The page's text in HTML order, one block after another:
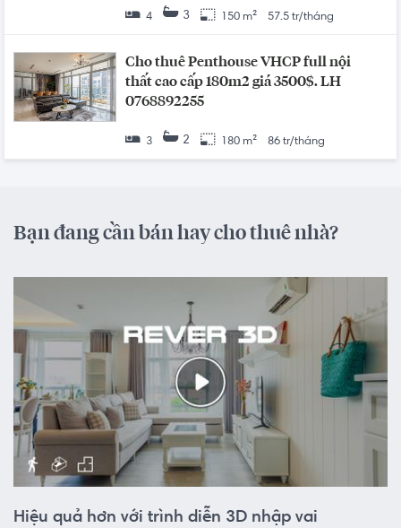
4 3 150 m² 57.5 tr/tháng
Cho thuê Penthouse VHCP full nội
thất cao cấp 180m2 giá 3500$. LH
0768892255
3 2 180 m² 86 tr/tháng
Bạn đang cần bán hay cho thuê nhà?
Hiệu quả hơn với trình diễn 3D nhập vai